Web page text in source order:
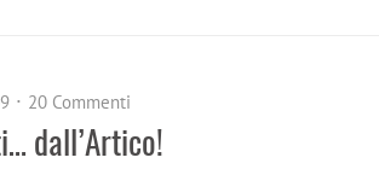
20 Commenti
dall’Artico!